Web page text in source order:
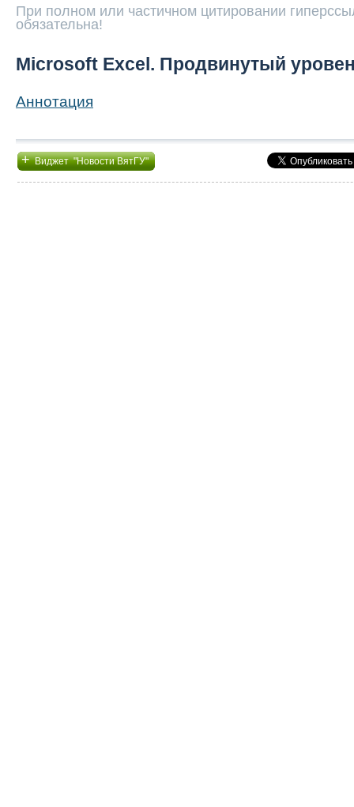
При полном или частичном цитировании
обязательна!
Microsoft Excel. Продвинутый
Аннотация
+Виджет "Новости ВятГУ"